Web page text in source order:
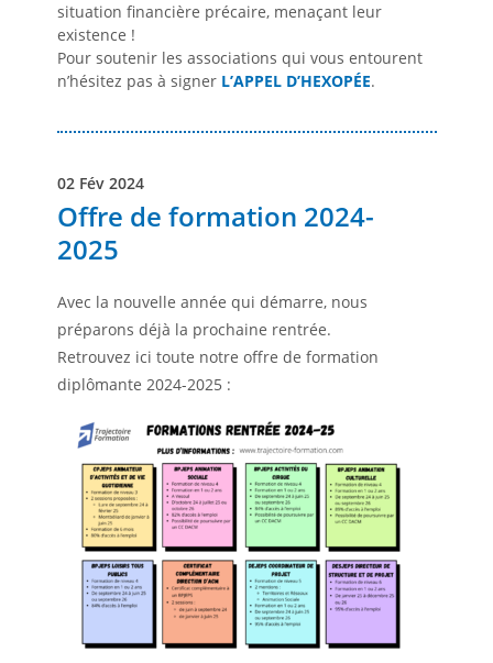
situation financière précaire, menaçant leur
existence !
Pour soutenir les associations qui vous entourent
n’hésitez pas à signerL’APPEL D’HEXOPÉE.
02 Fév 2024
Offre de formation 2024-
2025
Avec la nouvelle année qui démarre, nous
préparons déjà la prochaine rentrée.
Retrouvez ici toute notre offre de formation
diplômante 2024-2025 :